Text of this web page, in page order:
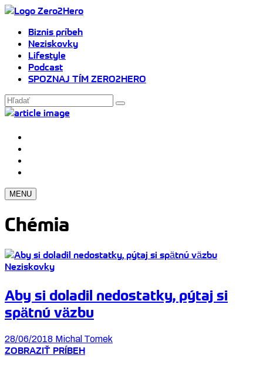
Biznis príbeh
Neziskovky
Lifestyle
Podcast
SPOZNAJ TÍM ZERO2HERO
MENU
Chémia
Neziskovky
Aby si doladil nedostatky, pýtaj si
spätnú väzbu
28/06/2018 Michal Tomek
ZOBRAZIŤ PRÍBEH